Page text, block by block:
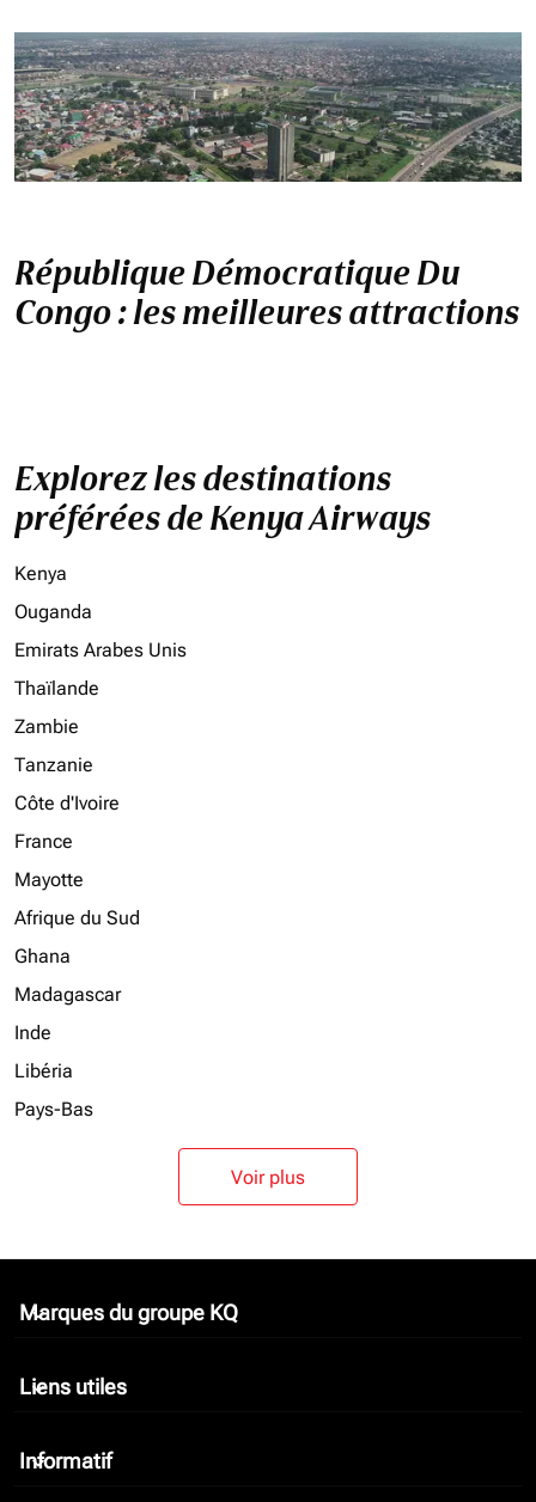
République Démocratique Du
Congo : les meilleures attractions
Explorez les destinations
préférées de Kenya Airways
Kenya
Ouganda
Emirats Arabes Unis
Thaïlande
Zambie
Tanzanie
Côte d'Ivoire
France
Mayotte
Afrique du Sud
Ghana
Madagascar
Inde
Libéria
Pays-Bas
Voir plus
Marques du groupe KQ
keyboard_arrow_down
Liens utiles
keyboard_arrow_down
Informatif
keyboard_arrow_down